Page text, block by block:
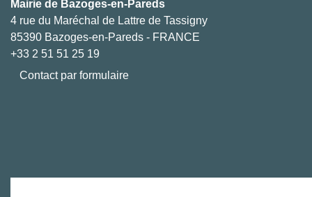
Mairie de Bazoges-en-Pareds
4 rue du Maréchal de Lattre de Tassigny
85390 Bazoges-en-Pareds - FRANCE
+33 2 51 51 25 19
Contact par formulaire